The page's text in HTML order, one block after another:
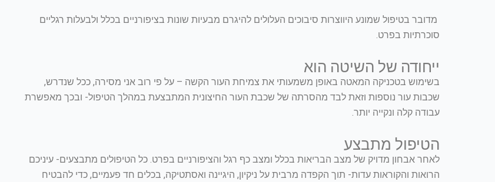
מדובר בטיפול שמונע היווצרות סיבוכים העלולים להיגרם מבעיות שונות בציפורניים בכלל ולבעלות רגליים
סוכרתיות בפרט.
ייחודה של השיטה הוא
בשימוש בטכניקה המאטה באופן משמעותי את צמיחת העור הקשה – על פי רוב אני מסירה, ככל שנדרש,
שכבות עור נוספות וזאת לבד מהסרתה של שכבת העור החיצונית המתבצעת במהלך הטיפול- ובכך מאפשרת
עבודה קלה ונקייה יותר.
הטיפול מתבצע
לאחר אבחון מדויק של מצב הבריאות בכלל ומצב כף רגל והציפורניים בפרט. כל הטיפולים מתבצעים- עיניכם
הרואות והקוראות עדות- תוך הקפדה מרבית על ניקיון, היגיינה ואסתטיקה, בכלים חד פעמיים, כדי להבטיח